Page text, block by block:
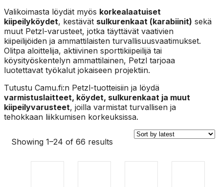
Valikoimasta löydät myös korkealaatuiset
kiipeilyköydet, kestävät sulkurenkaat (karabiinit) sekä
muut Petzl-varusteet, jotka täyttävät vaativien
kiipeilijöiden ja ammattilaisten turvallisuusvaatimukset.
Olitpa aloittelija, aktiivinen sporttikiipeilijä tai
köysityöskentelyn ammattilainen, Petzl tarjoaa
luotettavat työkalut jokaiseen projektiin.
Tutustu Camu.fi:n Petzl-tuotteisiin ja löydä
varmistuslaitteet, köydet, sulkurenkaat ja muut
kiipeilyvarusteet, joilla varmistat turvallisen ja
tehokkaan liikkumisen korkeuksissa.
Showing 1–24 of 66 results Sorted